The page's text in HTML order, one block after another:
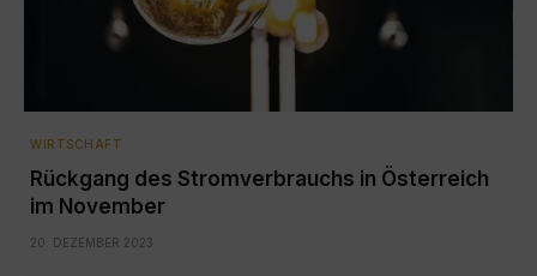
WIRTSCHAFT
Rückgang des Stromverbrauchs in Österreich
im November
20. DEZEMBER 2023